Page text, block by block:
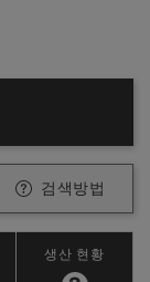
검색방법
생산 현황